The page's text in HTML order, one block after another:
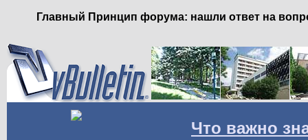
Главный Принцип форума: нашли ответ на
Что важно